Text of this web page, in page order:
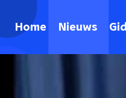
Home Nieuws